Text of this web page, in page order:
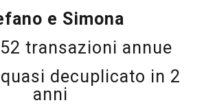
e Simona
transazioni annue
decuplicato in 2
anni